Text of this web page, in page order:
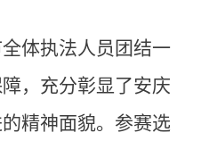
体执法人员团结一
，充分彰显了安庆
精神面貌。参赛选